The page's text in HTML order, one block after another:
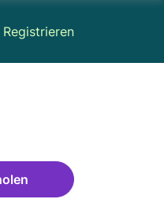
Registrieren